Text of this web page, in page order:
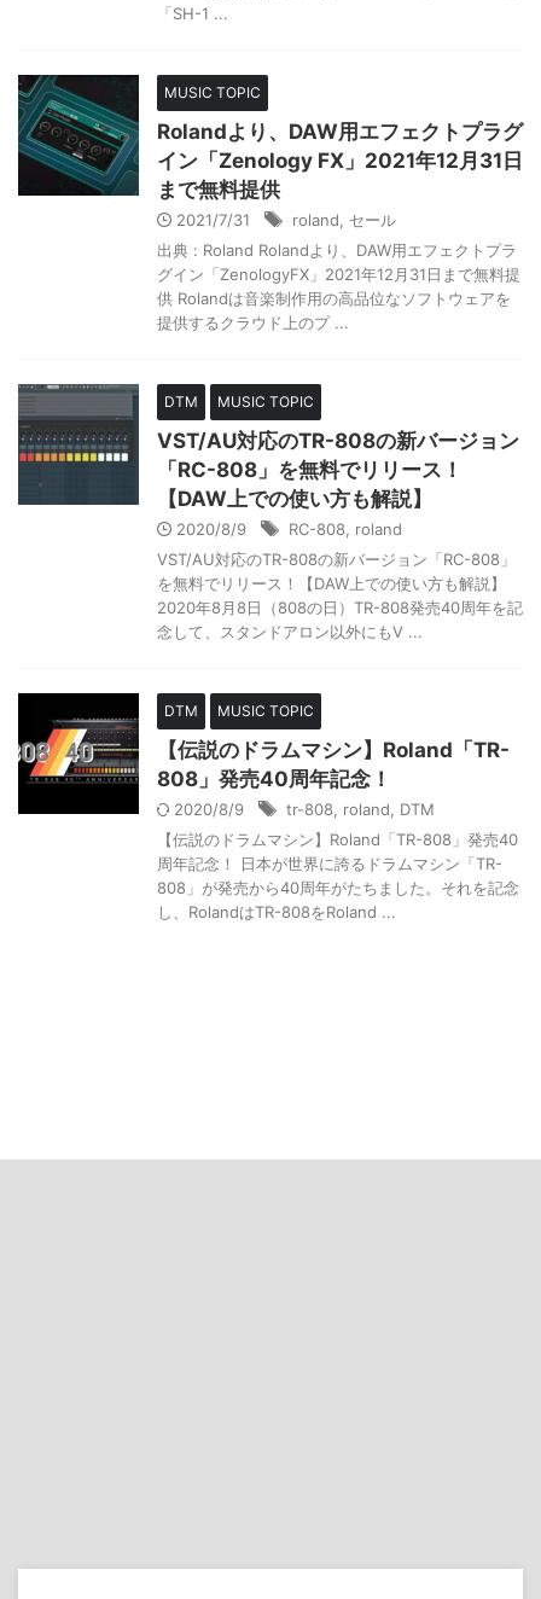
「SH-1 ...
MUSIC TOPIC
Rolandより、DAW用エフェクトプラグ
イン「Zenology FX」2021年12月31日
まで無料提供
2021/7/31 roland
セール
出典 : Roland Rolandより、DAW用エフェクトプラ
グイン「ZenologyFX」2021年12月31日まで無料提
供 Rolandは音楽制作用の高品位なソフトウェアを
提供するクラウド上のプ ...
DTM MUSIC TOPIC
VST/AU対応のTR-808の新バージョン
「RC-808」を無料でリリース！
【DAW上での使い方も解説】
2020/8/9 RC-808
roland
VST/AU対応のTR-808の新バージョン「RC-808」
を無料でリリース！【DAW上での使い方も解説】
2020年8月8日（808の日）TR-808発売40周年を記
念して、スタンドアロン以外にもV ...
DTM MUSIC TOPIC
【伝説のドラムマシン】Roland「TR-
808」発売40周年記念！
2020/8/9 tr-808 roland
DTM
【伝説のドラムマシン】Roland「TR-808」発売40
周年記念！ 日本が世界に誇るドラムマシン「TR-
808」が発売から40周年がたちました。それを記念
し、RolandはTR-808をRoland ...